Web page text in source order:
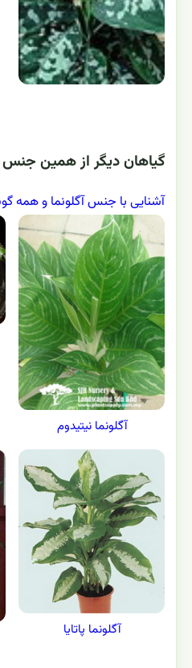
گياهان ديگر از همين
آشنایی با جنس آگلونما و همه
آگلونما نیتیدوم
آگلونما پاتایا